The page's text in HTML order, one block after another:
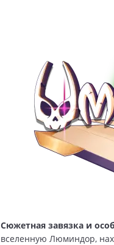
Сюжетная завязка и
вселенную Люминдор,